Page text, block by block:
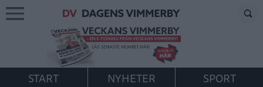
START NYHETER
SPORT